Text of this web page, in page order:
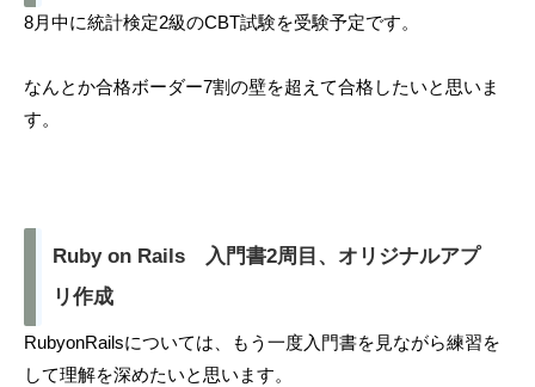
8月中に統計検定2級のCBT試験を受験予定です。
なんとか合格ボーダー7割の壁を超えて合格したいと思いま
す。
Ruby on Rails 入門書2周目、オリジナルアプ
リ作成
RubyonRailsについては、もう一度入門書を見ながら練習を
して理解を深めたいと思います。